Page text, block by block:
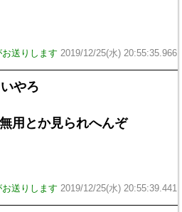
送りします 2019/12/25(水) 20:55:35.966
やろ
用とか見られへんぞ
送りします 2019/12/25(水) 20:55:39.441